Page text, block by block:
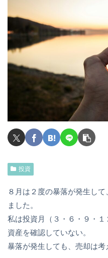
投資
８月は２度の暴落が発生し
ました。
私は投資月（３・６・９・
資産を確認していない。
暴落が発生しても、売却は考